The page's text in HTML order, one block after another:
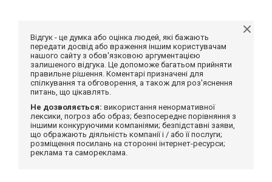
Відгук - це думка або оцінка людей, які бажають
передати досвід або враження іншим користувачам
нашого сайту з обов'язковою аргументацією
залишеного відгука. Це допоможе багатьом прийняти
правильне рішення. Коментарі призначені для
спілкування та обговорення, а також для роз'яснення
питань, що цікавлять.
Не дозволяється: використання ненормативної
лексики, погроз або образ; безпосереднє порівняння з
іншими конкуруючими компаніями; безпідставні заяви,
що ображають діяльність компанії і / або її послуги;
розміщення посилань на сторонні інтернет-ресурси;
реклама та самореклама.